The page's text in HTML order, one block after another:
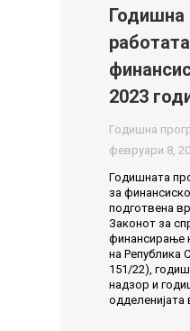
Годишна
2023
Годишна
февруари 8,
Годишната
за
подготвена
Законот за
финансирање
на Рeпублика
151/22),
надзор и
одделенијата